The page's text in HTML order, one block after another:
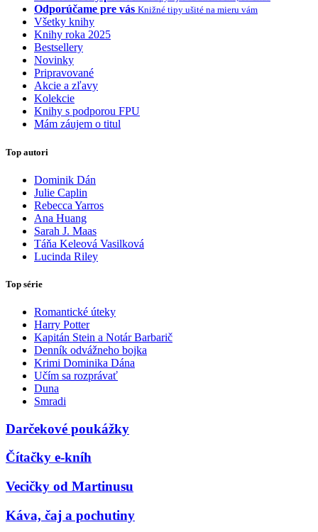
Odporúčame pre vás Knižné tipy ušité na mieru vám
Všetky knihy
Knihy roka 2025
Bestsellery
Novinky
Pripravované
Akcie a zľavy
Kolekcie
Knihy s podporou FPU
Mám záujem o titul
Top autori
Dominik Dán
Julie Caplin
Rebecca Yarros
Ana Huang
Sarah J. Maas
Táňa Keleová Vasilková
Lucinda Riley
Top série
Romantické úteky
Harry Potter
Kapitán Stein a Notár Barbarič
Denník odvážneho bojka
Krimi Dominika Dána
Učím sa rozprávať
Duna
Smradi
Darčekové poukážky
Čítačky e-kníh
Vecičky od Martinusu
Káva, čaj a pochutiny